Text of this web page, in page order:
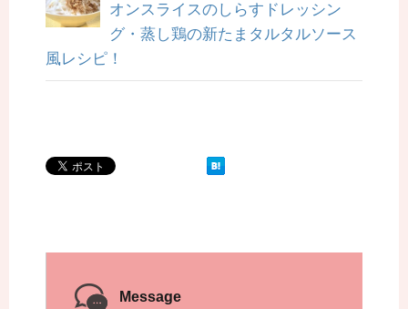
オンスライスのしらすドレッシン
グ・蒸し鶏の新たまタルタルソース
風レシピ！
Message